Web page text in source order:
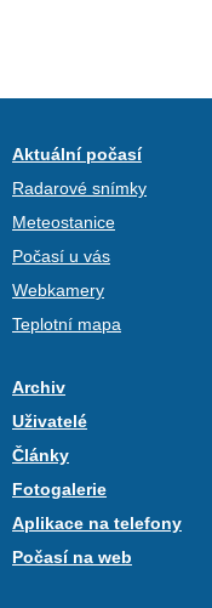
Aktuální počasí
Radarové snímky
Meteostanice
Počasí u vás
Webkamery
Teplotní mapa
Archiv
Uživatelé
Články
Fotogalerie
Aplikace na telefony
Počasí na web